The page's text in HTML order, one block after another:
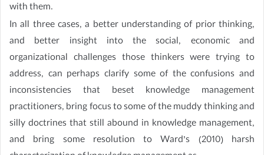
with them.
In all three cases, a better understanding of prior thinking,
and better insight into the social, economic and
organizational challenges those thinkers were trying to
address, can perhaps clarify some of the confusions and
inconsistencies that beset knowledge management
practitioners, bring focus to some of the muddy thinking and
silly doctrines that still abound in knowledge management,
and bring some resolution to Ward’s (2010) harsh